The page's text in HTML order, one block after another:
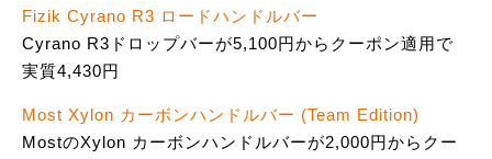
Fizik Cyrano R3 ロードハンドルバー
Cyrano R3ドロップバーが5,100円からクーポン適用で
実質4,430円
Most Xylon カーボンハンドルバー (Team Edition)
MostのXylon カーボンハンドルバーが2,000円からクー